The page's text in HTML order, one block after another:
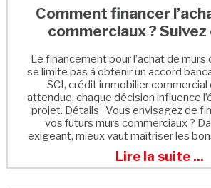
Comment financer
commerciaux ? Suivez
Le financement pour l’achat de murs
se limite pas à obtenir un accord
SCI, crédit immobilier
attendue, chaque décision influence
projet. Détails Vous envisagez de
vos futurs murs commerciaux ?
exigeant, mieux vaut maîtriser les
Lire la suite ...